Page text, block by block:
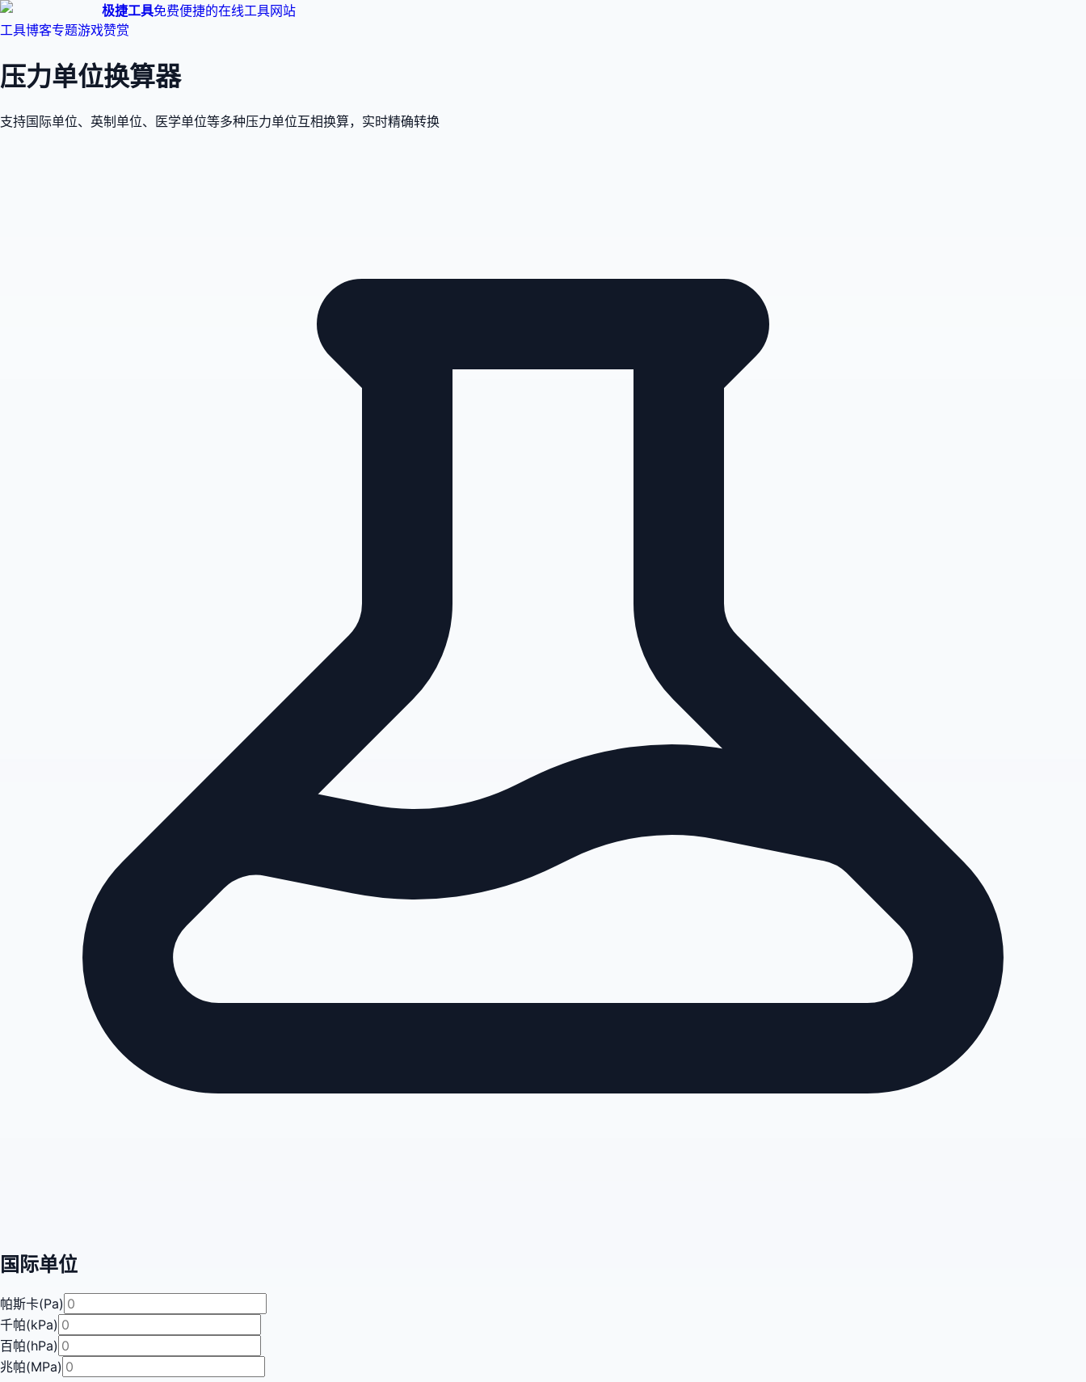
极捷工具免费便捷的在线工具网站
工具博客专题游戏赞赏
压力单位换算器
支持国际单位、英制单位、医学单位等多种压力单位互相换算，实时精确转换
国际单位
帕斯卡(Pa)
千帕(kPa)
百帕(hPa)
兆帕(MPa)